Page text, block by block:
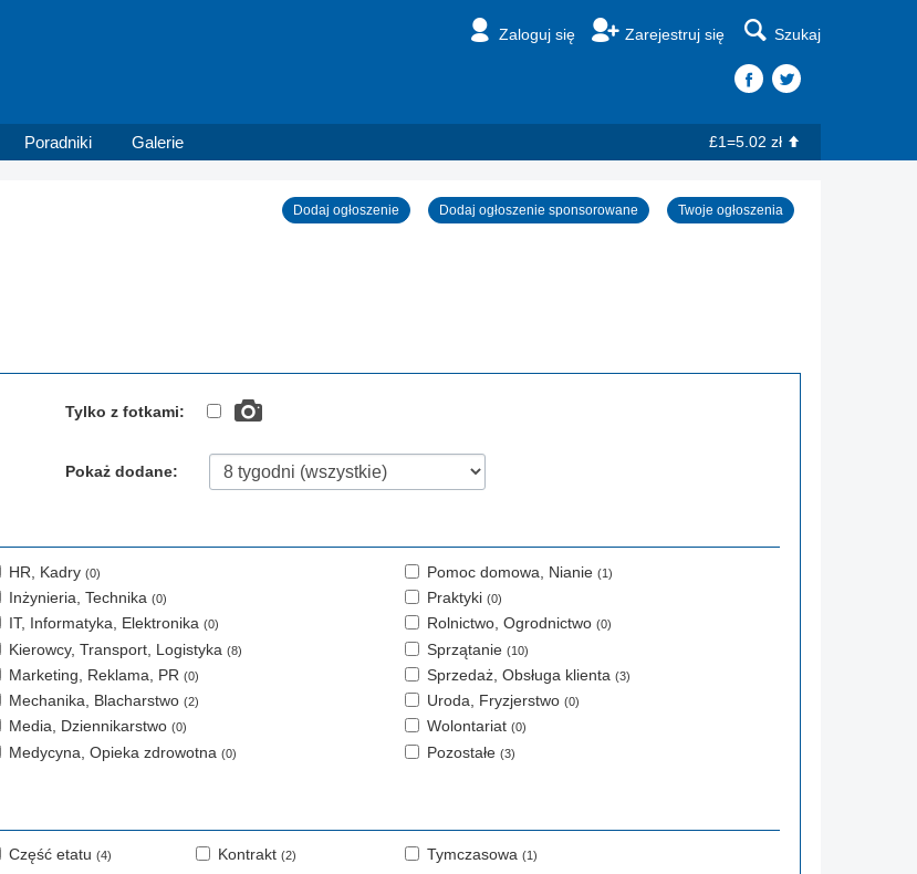
Zaloguj się Zarejestruj się Szukaj
Poradniki Galerie £1=5.02 zł
Dodaj ogłoszenie Dodaj ogłoszenie sponsorowane Twoje ogłoszenia
Tylko z fotkami:
Pokaż dodane:
HR, Kadry(0)
Inżynieria, Technika(0)
IT, Informatyka, Elektronika(0)
Kierowcy, Transport, Logistyka(8)
Marketing, Reklama, PR(0)
Mechanika, Blacharstwo(2)
Media, Dziennikarstwo(0)
Medycyna, Opieka zdrowotna(0)
Pomoc domowa, Nianie (1)
Praktyki (0)
Rolnictwo, Ogrodnictwo (0)
Sprzątanie (10)
Sprzedaż, Obsługa klienta (3)
Uroda, Fryzjerstwo (0)
Wolontariat (0)
Pozostałe (3)
Część etatu(4) Kontrakt (2) Tymczasowa (1)